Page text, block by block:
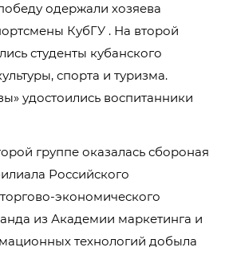
одержали хозяева
КубГУ . На второй
студенты кубанского
спорта и туризма.
удостоились воспитанники
группе оказалась сбороная
Российского
экономического
из Академии маркетинга и
технологий добыла